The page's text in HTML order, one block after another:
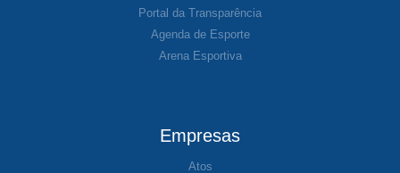
Portal da Transparência
Agenda de Esporte
Arena Esportiva
Empresas
Atos